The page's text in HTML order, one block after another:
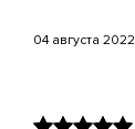
04 августа 2022